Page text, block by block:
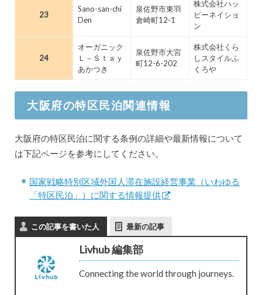
23
Sano-san-chi
Den
泉佐野市東羽
倉崎町12-1
株式会社ハッ
ピーネイショ
ン
24
オーガニック
Ｌ－Ｓｔａｙ
あかつき
泉佐野市大宮
町12-6-202
株式会社くら
しスタイルふ
くろや
大阪府の特区民泊関連情報
大阪府の特区民泊に関する条例の詳細や最新情報について
は下記ページを参考にしてください。
国家戦略特別区域外国人滞在施設経営事業（いわゆる
「特区民泊」）に関する情報提供
この記事を書いた人 最新の記事
Livhub 編集部
Connecting the world through journeys.